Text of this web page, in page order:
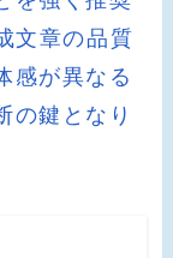
文章の品質
感が異なる
の鍵となり